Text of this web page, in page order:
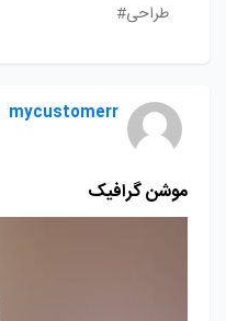
طراحی#
mycustomerr
موشن گرافیک